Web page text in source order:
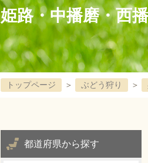
姫路・中播磨・西
トップページ ＞ ぶどう狩り ＞
都道府県から探す